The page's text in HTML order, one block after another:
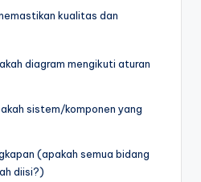
kualitas dan
diagram mengikuti aturan
sistem/komponen yang
(apakah semua bidang
diisi?)